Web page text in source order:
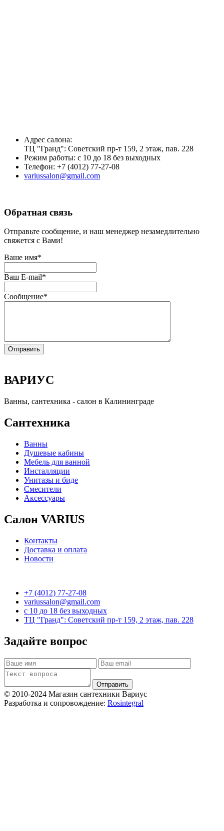
Адрес салона:
ТЦ "Гранд": Советский пр-т 159, 2 этаж, пав. 228
Режим работы: c 10 до 18 без выходных
Телефон: +7 (4012) 77-27-08
variussalon@gmail.com
Обратная связь
Отправьте сообщение, и наш менеджер незамедлительно
свяжется с Вами!
Ваше имя*
Ваш E-mail*
Сообщение*
ВАРИУС
Ванны, сантехника - салон в Калининграде
Сантехника
Ванны
Душевые кабины
Мебель для ванной
Инсталляции
Унитазы и биде
Смесители
Аксессуары
Салон VARIUS
Контакты
Доставка и оплата
Новости
+7 (4012) 77-27-08
variussalon@gmail.com
c 10 до 18 без выходных
ТЦ "Гранд": Советский пр-т 159, 2 этаж, пав. 228
Задайте вопрос
Отправить
© 2010-2024 Магазин сантехники Вариус
Разработка и сопровождение: Rosintegral